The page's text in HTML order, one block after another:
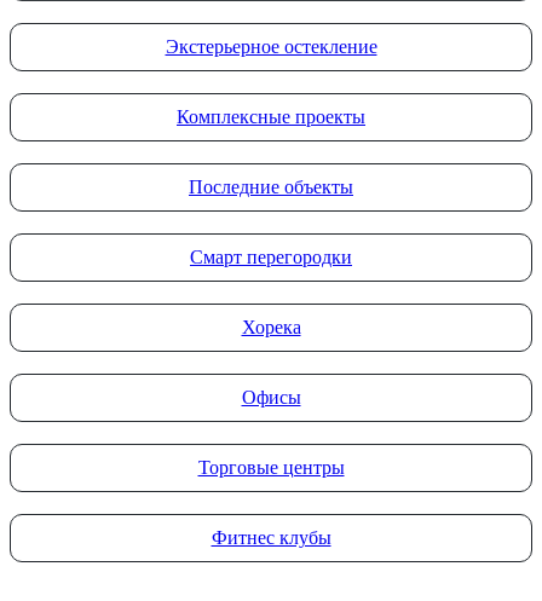
Экстерьерное остекление
Комплексные проекты
Последние объекты
Смарт перегородки
Хорека
Офисы
Торговые центры
Фитнес клубы